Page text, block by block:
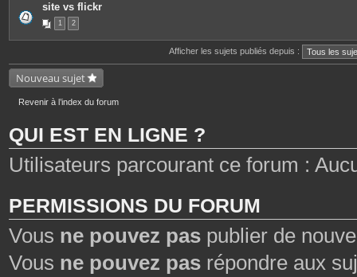
site vs flickr
1 2
Afficher les sujets publiés depuis :
Nouveau sujet
Revenir à l’index du forum
QUI EST EN LIGNE ?
Utilisateurs parcourant ce forum :
PERMISSIONS DU FORUM
Vous ne pouvez pas publier de
Vous ne pouvez pas répondre aux